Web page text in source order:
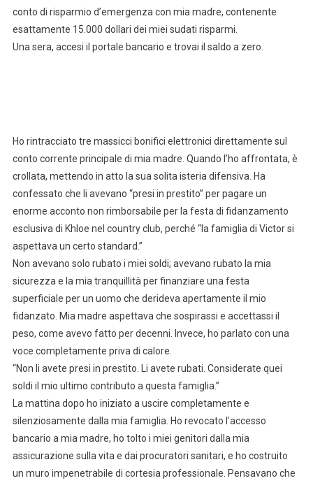
conto di risparmio d’emergenza con mia madre, contenente
esattamente 15.000 dollari dei miei sudati risparmi.
Una sera, accesi il portale bancario e trovai il saldo a zero.
Ho rintracciato tre massicci bonifici elettronici direttamente sul
conto corrente principale di mia madre. Quando l’ho affrontata, è
crollata, mettendo in atto la sua solita isteria difensiva. Ha
confessato che li avevano “presi in prestito” per pagare un
enorme acconto non rimborsabile per la festa di fidanzamento
esclusiva di Khloe nel country club, perché “la famiglia di Victor si
aspettava un certo standard.”
Non avevano solo rubato i miei soldi; avevano rubato la mia
sicurezza e la mia tranquillità per finanziare una festa
superficiale per un uomo che derideva apertamente il mio
fidanzato. Mia madre aspettava che sospirassi e accettassi il
peso, come avevo fatto per decenni. Invece, ho parlato con una
voce completamente priva di calore.
“Non li avete presi in prestito. Li avete rubati. Considerate quei
soldi il mio ultimo contributo a questa famiglia.”
La mattina dopo ho iniziato a uscire completamente e
silenziosamente dalla mia famiglia. Ho revocato l’accesso
bancario a mia madre, ho tolto i miei genitori dalla mia
assicurazione sulla vita e dai procuratori sanitari, e ho costruito
un muro impenetrabile di cortesia professionale. Pensavano che